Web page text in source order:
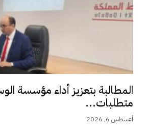
المطالبة بتعزيز أداء مؤسسة
متطلبات...
أغسطس 6, 2026